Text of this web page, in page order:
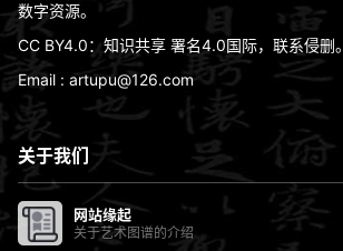
数字资源。
CC BY4.0：知识共享 署名4.0国际，联系侵删。
Email : artupu@126.com
关于我们
网站缘起
关于艺术图谱的介绍